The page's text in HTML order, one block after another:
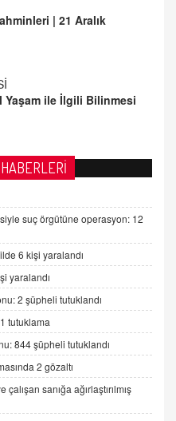
Yaşam ile İlgili Bilinmesi
ve dijital hukukun
Önlemler Alınmalı?
da Ziyaret Etse...
suç örgütüne operasyon: 12
6 kişi yaralandı
yaralandı
2 şüpheli tutuklandı
tutuklama
844 şüpheli tutuklandı
2 gözaltı
sanığa ağırlaştırılmış